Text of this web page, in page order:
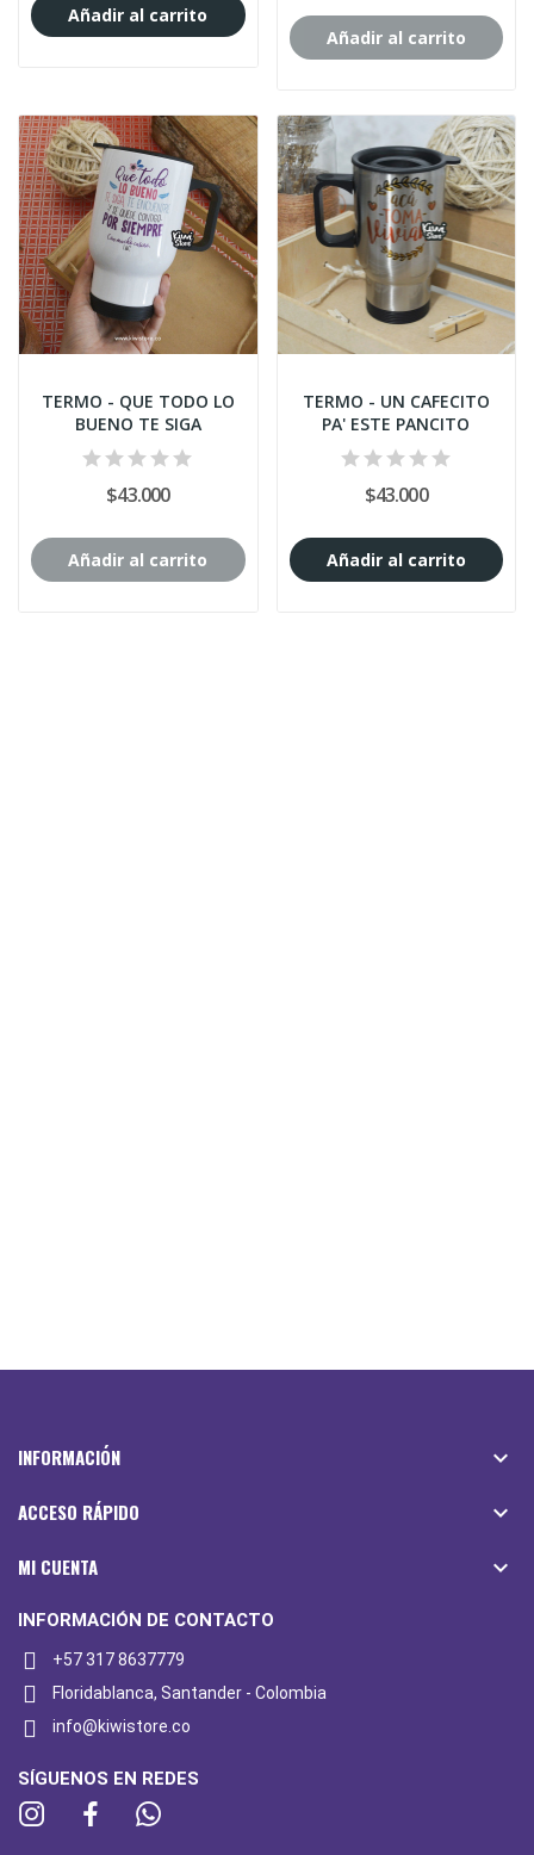
Añadir al carrito
Añadir al carrito
TERMO - QUE TODO LO
BUENO TE SIGA
$43.000
Añadir al carrito
TERMO - UN CAFECITO
PA' ESTE PANCITO
$43.000
Añadir al carrito
INFORMACIÓN 
ACCESO RÁPIDO 
MI CUENTA 
INFORMACIÓN DE CONTACTO
+57 317 8637779
Floridablanca, Santander - Colombia
info@kiwistore.co
SÍGUENOS EN REDES